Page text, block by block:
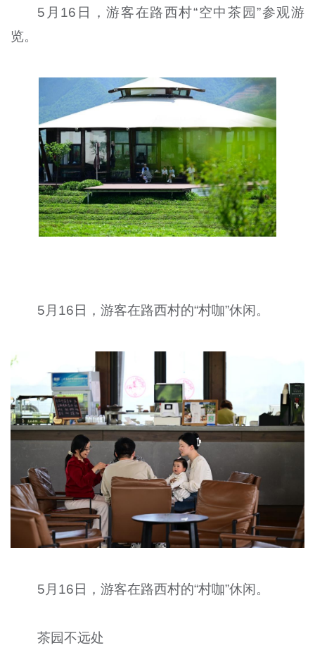
5月16日，游客在路西村“空中茶园”参观游
览。
5月16日，游客在路西村的“村咖”休闲。
5月16日，游客在路西村的“村咖”休闲。
茶园不远处